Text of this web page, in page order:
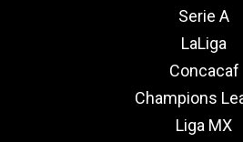
Serie A
LaLiga
Concacaf
Champions
Liga MX